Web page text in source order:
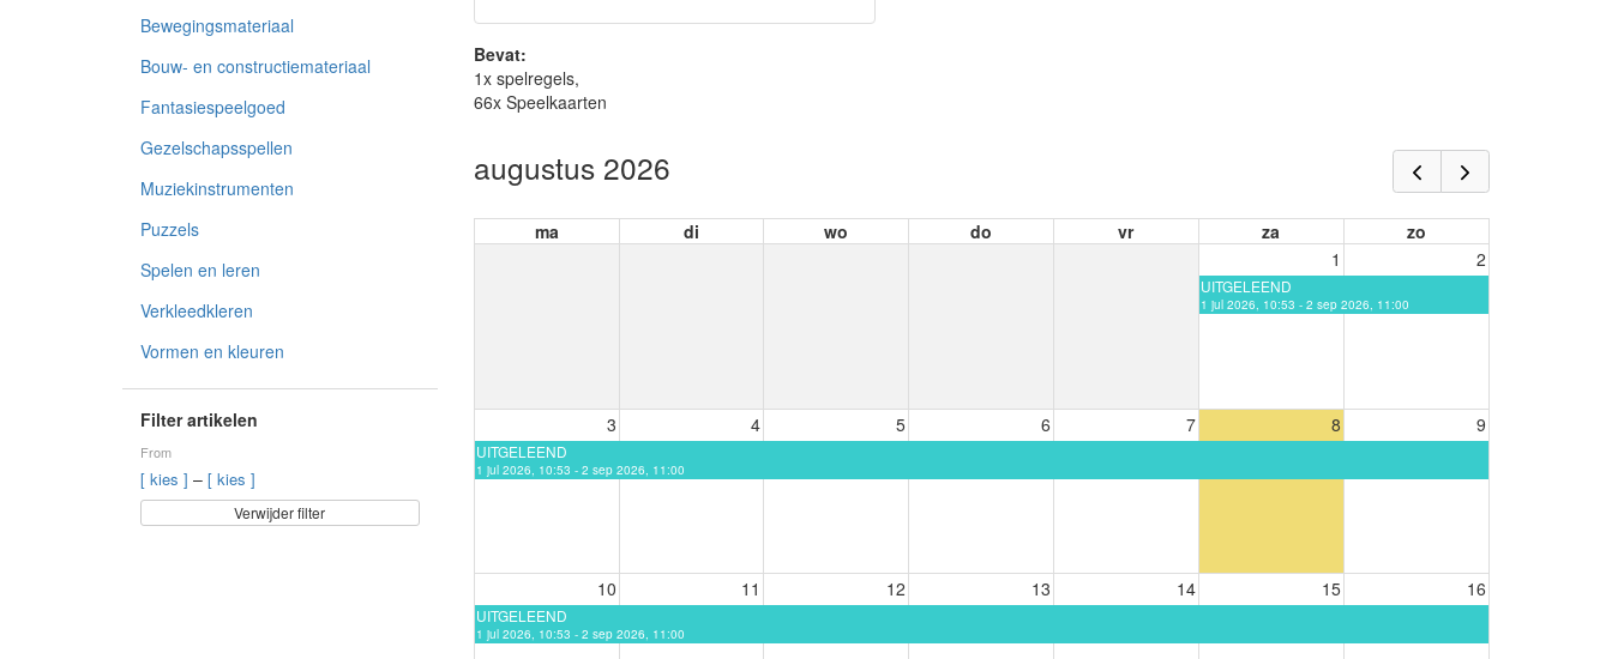
Bewegingsmateriaal
Bouw- en constructiemateriaal
Fantasiespeelgoed
Gezelschapsspellen
Muziekinstrumenten
Puzzels
Spelen en leren
Verkleedkleren
Vormen en kleuren
Filter artikelen
From
[ kies ] – [ kies ]
Verwijder filter
Bevat:
1x spelregels,
66x Speelkaarten
augustus 2026
ma di wo do vr za
zo
1
2
UITGELEEND
1 jul 2026, 10:53 - 2 sep 2026, 11:00
3 4 5 6 7 8 9
UITGELEEND
1 jul 2026, 10:53 - 2 sep 2026, 11:00
10 11 12 13 14 15 16
UITGELEEND
1 jul 2026, 10:53 - 2 sep 2026, 11:00